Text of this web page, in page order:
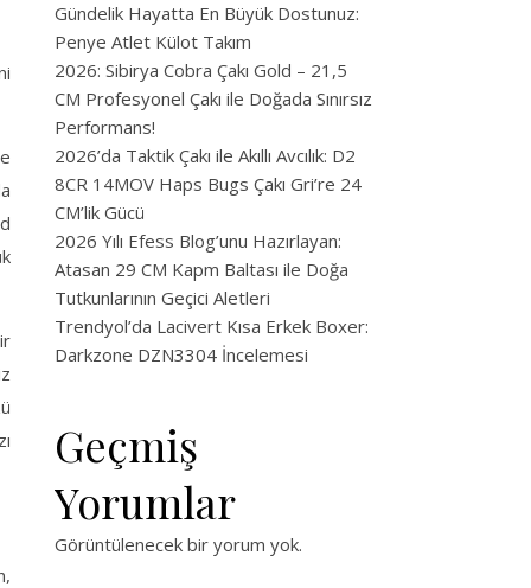
Gündelik Hayatta En Büyük Dostunuz:
Penye Atlet Külot Takım
2026: Sibirya Cobra Çakı Gold – 21,5
CM Profesyonel Çakı ile Doğada Sınırsız
Performans!
2026’da Taktik Çakı ile Akıllı Avcılık: D2
8CR 14MOV Haps Bugs Çakı Gri’re 24
CM’lik Gücü
2026 Yılı Efess Blog’unu Hazırlayan:
Atasan 29 CM Kapm Baltası ile Doğa
Tutkunlarının Geçici Aletleri
Trendyol’da Lacivert Kısa Erkek Boxer:
Darkzone DZN3304 İncelemesi
Geçmiş
Yorumlar
Görüntülenecek bir yorum yok.